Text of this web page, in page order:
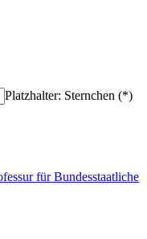
Platzhalter: Sternchen (*)
für Bundesstaatliche